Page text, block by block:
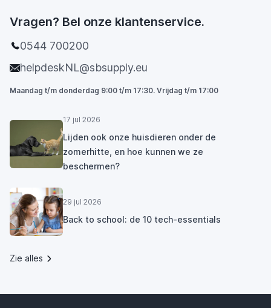
Vragen? Bel onze klantenservice.
0544 700200
helpdeskNL@sbsupply.eu
Maandag t/m donderdag 9:00 t/m 17:30. Vrijdag t/m 17:00
17 jul 2026
Lijden ook onze huisdieren onder de
zomerhitte, en hoe kunnen we ze
beschermen?
29 jul 2026
Back to school: de 10 tech-essentials
Zie alles